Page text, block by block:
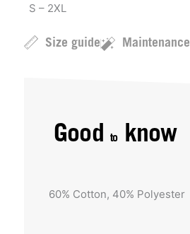
S – 2XL
Size guide
Good toknow
60% Cotton, 40% Polyester